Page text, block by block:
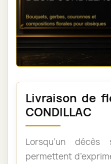
Livraison de
CONDILLAC
Lorsqu’un
permettent